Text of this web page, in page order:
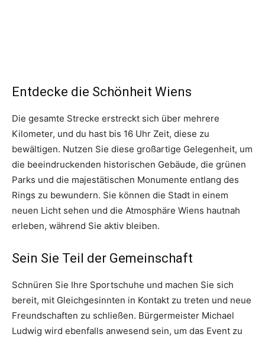
Entdecke die Schönheit Wiens
Die gesamte Strecke erstreckt sich über mehrere
Kilometer, und du hast bis 16 Uhr Zeit, diese zu
bewältigen. Nutzen Sie diese großartige Gelegenheit, um
die beeindruckenden historischen Gebäude, die grünen
Parks und die majestätischen Monumente entlang des
Rings zu bewundern. Sie können die Stadt in einem
neuen Licht sehen und die Atmosphäre Wiens hautnah
erleben, während Sie aktiv bleiben.
Sein Sie Teil der Gemeinschaft
Schnüren Sie Ihre Sportschuhe und machen Sie sich
bereit, mit Gleichgesinnten in Kontakt zu treten und neue
Freundschaften zu schließen. Bürgermeister Michael
Ludwig wird ebenfalls anwesend sein, um das Event zu